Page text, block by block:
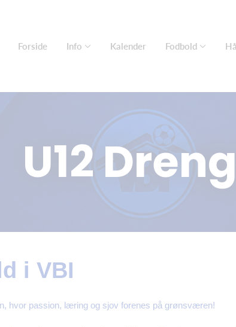
Forside Info Kalender Fodbold
U12
i VBI
hvor passion, læring og sjov forenes på grønsværen!